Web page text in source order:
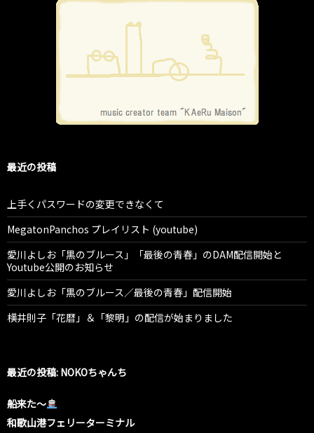
最近の投稿
上手くパスワードの変更できなくて
MegatonPanchos プレイリスト (youtube)
愛川よしお「黒のブルース」「最後の青春」のDAM配信開始と
Youtube公開のお知らせ
愛川よしお「黒のブルース／最後の青春」配信開始
横井則子「花暦」＆「黎明」の配信が始まりました
最近の投稿: NOKOちゃんち
船来た〜
和歌山港フェリーターミナル